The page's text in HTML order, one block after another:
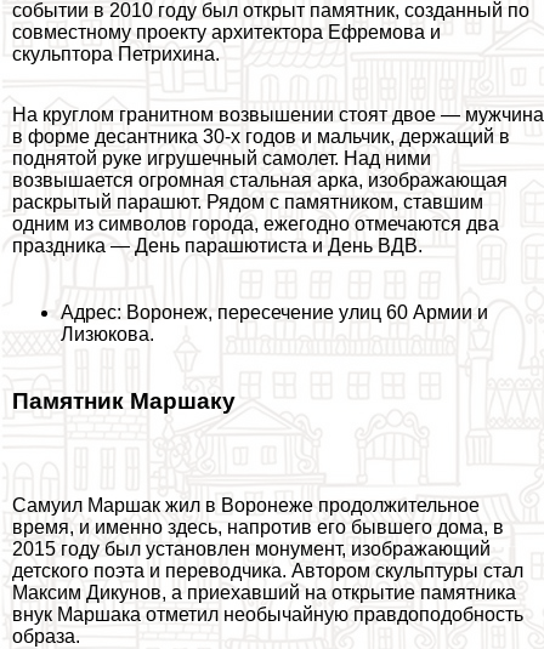
событии в 2010 году был открыт памятник, созданный по
совместному проекту архитектора Ефремова и
скульптора Петрихина.
На круглом гранитном возвышении стоят двое — мужчина
в форме десантника 30-х годов и мальчик, держащий в
поднятой руке игрушечный самолет. Над ними
возвышается огромная стальная арка, изображающая
раскрытый парашют. Рядом с памятником, ставшим
одним из символов города, ежегодно отмечаются два
праздника — День парашютиста и День ВДВ.
Адрес: Воронеж, пересечение улиц 60 Армии и
Лизюкова.
Памятник Маршаку
Самуил Маршак жил в Воронеже продолжительное
время, и именно здесь, напротив его бывшего дома, в
2015 году был установлен монумент, изображающий
детского поэта и переводчика. Автором скульптуры стал
Максим Дикунов, а приехавший на открытие памятника
внук Маршака отметил необычайную правдоподобность
образа.